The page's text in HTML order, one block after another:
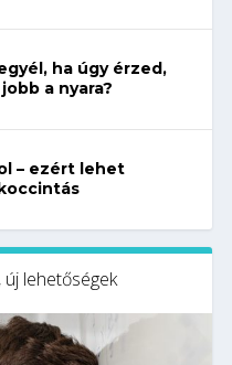
ha úgy érzed,
a nyara?
– ezért lehet
új lehetőségek